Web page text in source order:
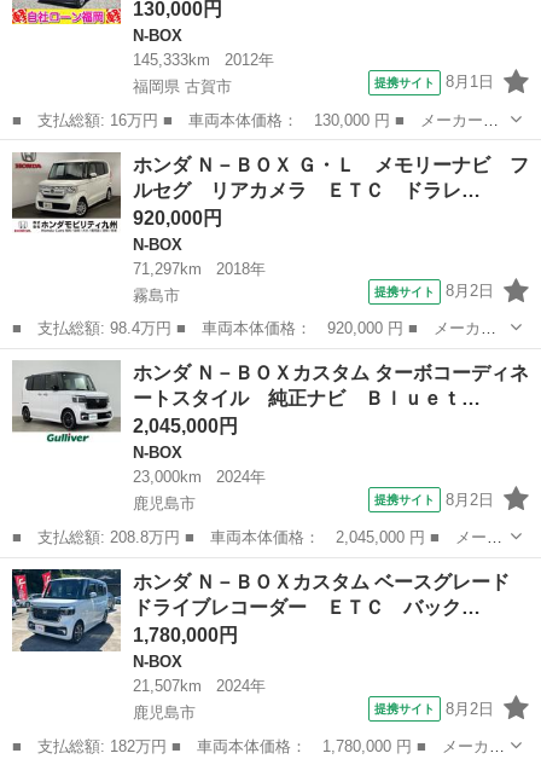
130,000円
N-BOX
145,333km
2012年
福岡県 古賀市
提携サイト 8月1日
■ 支払総額: 16万円 ■ 車両本体価格： 130,000 円 ■ メーカー
名： ホンダ ■ 車種名： Ｎ－ＢＯＸカスタム ■ グレード名：
Ｇ・Ｌパッケージ ／片側電動スライド・ドア／両側スライド・ドア
／スマートキー／...
福岡 古賀市 N-BOX
ホンダ Ｎ－ＢＯＸ Ｇ・Ｌ メモリーナビ フ
ルセグ リアカメラ ＥＴＣ ドラレ…
920,000円
N-BOX
71,297km
2018年
霧島市
提携サイト 8月2日
■ 支払総額: 98.4万円 ■ 車両本体価格： 920,000 円 ■ メーカー
名： ホンダ ■ 車種名： Ｎ－ＢＯＸ ■ グレード名： Ｇ・Ｌ
メモリーナビ フルセグ リアカメラ ＥＴＣ ドラレコ 地デジ
ＥＣＯＮ Ｌ...
鹿児島 霧島市 N-BOX
ホンダ Ｎ－ＢＯＸカスタム ターボコーディネ
ートスタイル 純正ナビ Ｂｌｕｅｔ…
2,045,000円
N-BOX
23,000km
2024年
鹿児島市
提携サイト 8月2日
■ 支払総額: 208.8万円 ■ 車両本体価格： 2,045,000 円 ■ メーカ
ー名： ホンダ ■ 車種名： Ｎ－ＢＯＸカスタム ■ グレード
名： ターボコーディネートスタイル 純正ナビ Ｂｌｕｅｔｏｏｔ
ｈ フルセグ...
鹿児島 鹿児島市 N-BOX
ホンダ Ｎ－ＢＯＸカスタム ベースグレード
ドライブレコーダー ＥＴＣ バック…
1,780,000円
N-BOX
21,507km
2024年
鹿児島市
提携サイト 8月2日
■ 支払総額: 182万円 ■ 車両本体価格： 1,780,000 円 ■ メーカー